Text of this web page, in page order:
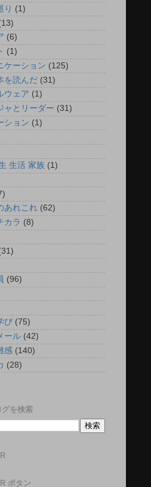
り (1)
(6)
(1)
ケーション (125)
を読んだ (31)
ウェア (1)
ャとリーダー (31)
ション (1)
生活 家族 (1)
あれこれ (62)
カラ (8)
(96)
び (75)
ール (42)
感 (140)
(28)
グを検索
ボタン